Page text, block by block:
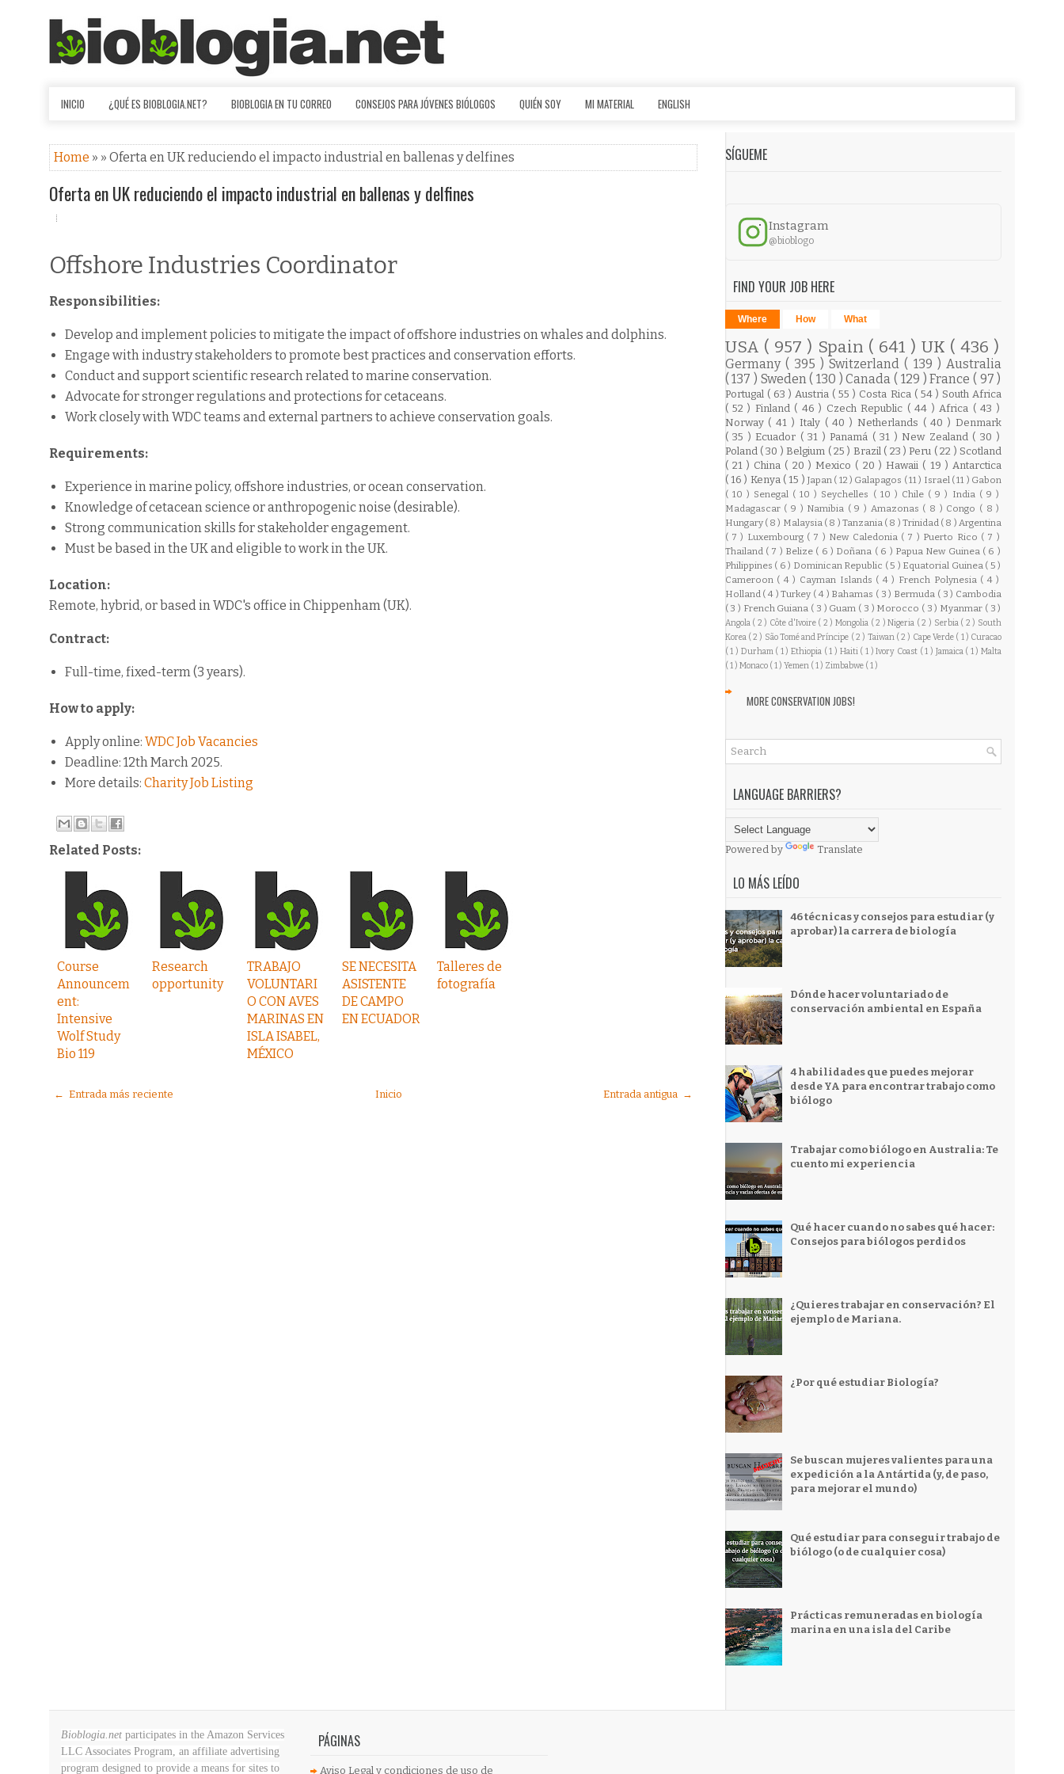
INICIO ¿QUÉ ES BIOBLOGIA.NET? BIOBLOGIA EN TU CORREO CONSEJOS PARA JÓVENES BIÓLOGOS QUIÉN SOY MI MATERIAL ENGLISH
Home » » Oferta en UK reduciendo el impacto industrial en ballenas y delfines
Oferta en UK reduciendo el impacto industrial en ballenas y delfines
Offshore Industries Coordinator
Responsibilities:
Develop and implement policies to mitigate the impact of offshore industries on whales and dolphins.
Engage with industry stakeholders to promote best practices and conservation efforts.
Conduct and support scientific research related to marine conservation.
Advocate for stronger regulations and protections for cetaceans.
Work closely with WDC teams and external partners to achieve conservation goals.
Requirements:
Experience in marine policy, offshore industries, or ocean conservation.
Knowledge of cetacean science or anthropogenic noise (desirable).
Strong communication skills for stakeholder engagement.
Must be based in the UK and eligible to work in the UK.
Location:
Remote, hybrid, or based in WDC's office in Chippenham (UK).
Contract:
Full-time, fixed-term (3 years).
How to apply:
Apply online: WDC Job Vacancies
Deadline: 12th March 2025.
More details: Charity Job Listing
Related Posts:
Course
Announcem
ent:
Intensive
Wolf Study
Bio 119
Research
opportunity
TRABAJO
VOLUNTARI
O CON AVES
MARINAS EN
ISLA ISABEL,
MÉXICO
SE NECESITA
ASISTENTE
DE CAMPO
EN ECUADOR
Talleres de
fotografía
← Entrada más reciente Entrada antigua →
Inicio
SÍGUEME
Instagram
@bioblogo
FIND YOUR JOB HERE
Where How What
USA ( 957 ) Spain ( 641 ) UK ( 436 )
Germany ( 395 )Switzerland( 139 )Australia
( 137 ) Sweden( 130 )Canada( 129 )France ( 97 )
Portugal ( 63 ) Austria ( 55 ) Costa Rica ( 54 ) South Africa
( 52 ) Finland ( 46 ) Czech Republic ( 44 )Africa ( 43 )
Norway ( 41 ) Italy ( 40 ) Netherlands ( 40 ) Denmark
( 35 ) Ecuador ( 31 ) Panamá ( 31 ) New Zealand ( 30 )
Poland ( 30 ) Belgium ( 25 ) Brazil ( 23 ) Peru ( 22 ) Scotland
( 21 ) China ( 20 ) Mexico ( 20 ) Hawaii ( 19 )Antarctica
( 16 ) Kenya ( 15 ) Japan ( 12 ) Galapagos ( 11 ) Israel ( 11 ) Gabon
( 10 ) Senegal ( 10 ) Seychelles ( 10 ) Chile ( 9 ) India ( 9 )
Madagascar ( 9 ) Namibia ( 9 ) Amazonas ( 8 ) Congo ( 8 )
Hungary ( 8 ) Malaysia ( 8 ) Tanzania ( 8 ) Trinidad ( 8 )Argentina
( 7 ) Luxembourg ( 7 ) New Caledonia ( 7 ) Puerto Rico ( 7 )
Thailand ( 7 ) Belize ( 6 ) Doñana ( 6 ) Papua New Guinea ( 6 )
Philippines ( 6 ) Dominican Republic ( 5 ) Equatorial Guinea ( 5 )
Cameroon ( 4 ) Cayman Islands ( 4 ) French Polynesia ( 4 )
Holland ( 4 )Turkey ( 4 ) Bahamas ( 3 ) Bermuda ( 3 ) Cambodia
( 3 ) French Guiana ( 3 ) Guam ( 3 ) Morocco ( 3 ) Myanmar ( 3 )
Angola ( 2 ) Côte d'Ivoire ( 2 ) Mongolia ( 2 )Nigeria ( 2 ) Serbia ( 2 ) South
Korea ( 2 ) São Tomé and Príncipe ( 2 ) Taiwan ( 2 ) Cape Verde ( 1 ) Curacao
( 1 ) Durham ( 1 )Ethiopia ( 1 ) Haiti ( 1 )Ivory Coast ( 1 ) Jamaica ( 1 )Malta
( 1 ) Monaco ( 1 ) Yemen ( 1 ) Zimbabwe ( 1 )
MORE CONSERVATION JOBS!
LANGUAGE BARRIERS?
Powered by Translate
LO MÁS LEÍDO
46 técnicas y consejos para estudiar (y
aprobar) la carrera de biología
Dónde hacer voluntariado de
conservación ambiental en España
4 habilidades que puedes mejorar
desde YA para encontrar trabajo como
biólogo
Trabajar como biólogo en Australia: Te
cuento mi experiencia
Qué hacer cuando no sabes qué hacer:
Consejos para biólogos perdidos
¿Quieres trabajar en conservación? El
ejemplo de Mariana.
¿Por qué estudiar Biología?
Se buscan mujeres valientes para una
expedición a la Antártida (y, de paso,
para mejorar el mundo)
Qué estudiar para conseguir trabajo de
biólogo (o de cualquier cosa)
Prácticas remuneradas en biología
marina en una isla del Caribe
Bioblogia.net participates in the Amazon Services
LLC Associates Program, an affiliate advertising
program designed to provide a means for sites to
PÁGINAS
Aviso Legal y condiciones de uso de